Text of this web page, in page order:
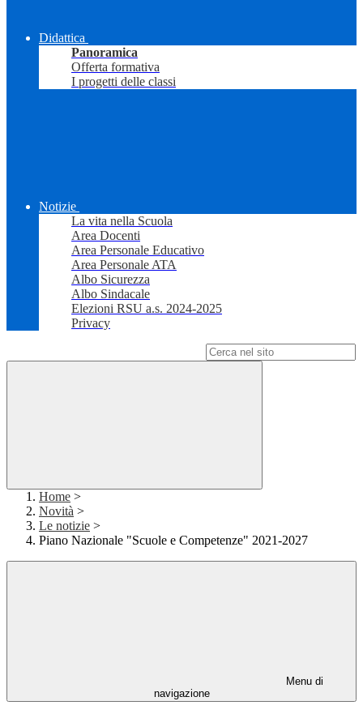
Didattica
Panoramica
Offerta formativa
I progetti delle classi
Notizie
La vita nella Scuola
Area Docenti
Area Personale Educativo
Area Personale ATA
Albo Sicurezza
Albo Sindacale
Elezioni RSU a.s. 2024-2025
Privacy
Home >
Novità >
Le notizie >
Piano Nazionale "Scuole e Competenze" 2021-2027
Menu di
navigazione